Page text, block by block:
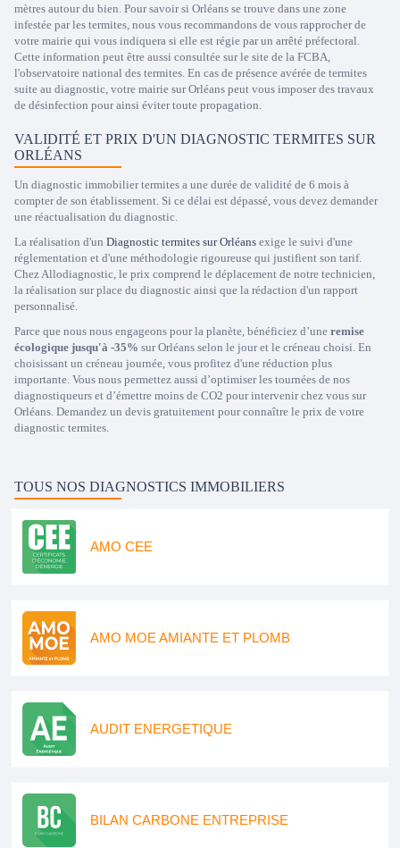
mètres autour du bien. Pour savoir si Orléans se trouve dans une zone
infestée par les termites, nous vous recommandons de vous rapprocher de
votre mairie qui vous indiquera si elle est régie par un arrêté préfectoral.
Cette information peut être aussi consultée sur le site de la FCBA,
l'observatoire national des termites. En cas de présence avérée de termites
suite au diagnostic, votre mairie sur Orléans peut vous imposer des travaux
de désinfection pour ainsi éviter toute propagation.
VALIDITÉ ET PRIX D'UN DIAGNOSTIC TERMITES SUR
ORLÉANS
Un diagnostic immobilier termites a une durée de validité de 6 mois à
compter de son établissement. Si ce délai est dépassé, vous devez demander
une réactualisation du diagnostic.
La réalisation d'un Diagnostic termites sur Orléans exige le suivi d'une
réglementation et d'une méthodologie rigoureuse qui justifient son tarif.
Chez Allodiagnostic, le prix comprend le déplacement de notre technicien,
la réalisation sur place du diagnostic ainsi que la rédaction d'un rapport
personnalisé.
Parce que nous nous engageons pour la planète, bénéficiez d’une remise
écologique jusqu'à -35% sur Orléans selon le jour et le créneau choisi. En
choisissant un créneau journée, vous profitez d'une réduction plus
importante. Vous nous permettez aussi d’optimiser les tournées de nos
diagnostiqueurs et d’émettre moins de CO2 pour intervenir chez vous sur
Orléans. Demandez un devis gratuitement pour connaître le prix de votre
diagnostic termites.
TOUS NOS DIAGNOSTICS IMMOBILIERS
AMO CEE
AMO MOE AMIANTE ET PLOMB
AUDIT ENERGETIQUE
BILAN CARBONE ENTREPRISE